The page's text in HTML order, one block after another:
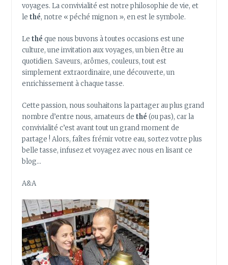
voyages. La convivialité est notre philosophie de vie, et
lethé, notre « péché mignon », en est le symbole.
Lethé que nous buvons à toutes occasions est une
culture, une invitation aux voyages, un bien être au
quotidien. Saveurs, arômes, couleurs, tout est
simplement extraordinaire, une découverte, un
enrichissement à chaque tasse.
Cette passion, nous souhaitons la partager au plus grand
nombre d’entre nous, amateurs de thé (ou pas), car la
convivialité c’est avant tout un grand moment de
partage ! Alors, faîtes frémir votre eau, sortez votre plus
belle tasse, infusez et voyagez avec nous en lisant ce
blog…
A&A